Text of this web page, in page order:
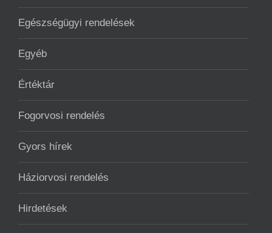
Egészségügyi rendelések
Egyéb
Értéktár
Fogorvosi rendelés
Gyors hírek
Háziorvosi rendelés
Hirdetések